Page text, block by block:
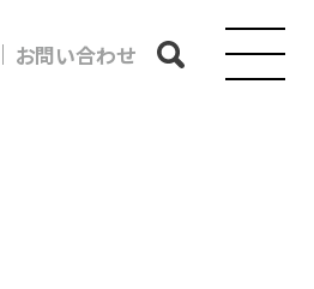
お問い合わせ